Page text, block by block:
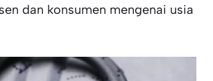
dan konsumen mengenai usia